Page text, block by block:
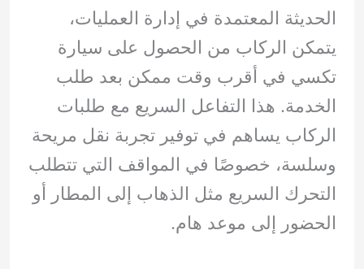
الحديثة المعتمدة في إدارة العمليات،
يتمكن الركاب من الحصول على سيارة
تكسي في أقرب وقت ممكن بعد طلب
الخدمة. هذا التفاعل السريع مع طلبات
الركاب يساهم في توفير تجربة نقل مريحة
وسلسة، خصوصًا في المواقف التي تتطلب
التحرك السريع مثل الذهاب إلى المطار أو
الحضور إلى موعد هام.